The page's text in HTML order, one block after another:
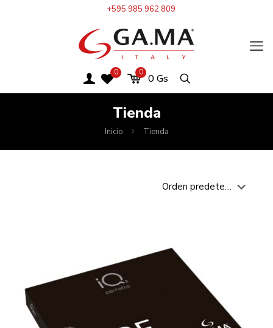
+595 985 962 809
0 0 0Gs
Tienda
Inicio Tienda